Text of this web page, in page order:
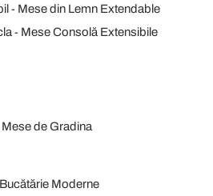
Mese din Lemn Extendable
Mese Consolă Extensibile
Mese de Gradina
Moderne